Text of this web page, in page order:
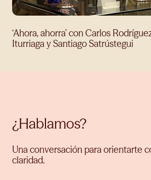
‘Ahora, ahorra’ con Carlos
Iturriaga y Santiago Satrústegui
¿Hablamos?
Una conversación para orientarte
claridad.